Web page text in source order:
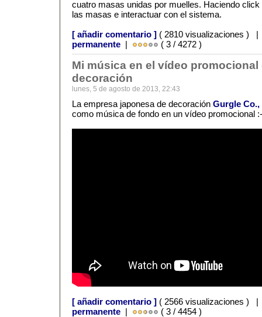
cuatro masas unidas por muelles. Haciendo
las masas e interactuar con el sistema.
[ añadir comentario ] ( 2810 visualizaciones )
permanente | ( 3 / 4272 )
Mi música en el vídeo promocional
decoración
lunes, 5 de agosto de 2013, 22:43
La empresa japonesa de decoración Gurgle Co.,
como música de fondo en un vídeo promocional
[ añadir comentario ] ( 2566 visualizaciones )
permanente | ( 3 / 4454 )